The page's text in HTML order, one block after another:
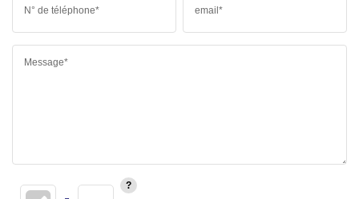
N° de téléphone* email*
Message*